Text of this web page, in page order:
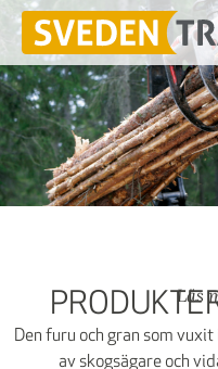
Läs
Den furu och gran som
av skogsägare och